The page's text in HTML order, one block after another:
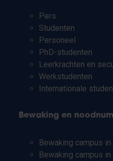
Pers
Studenten
Personeel
PhD-studenten
Leerkrachten en
Werkstudenten
Internationale
Bewaking en
Bewaking campus
Bewaking campus